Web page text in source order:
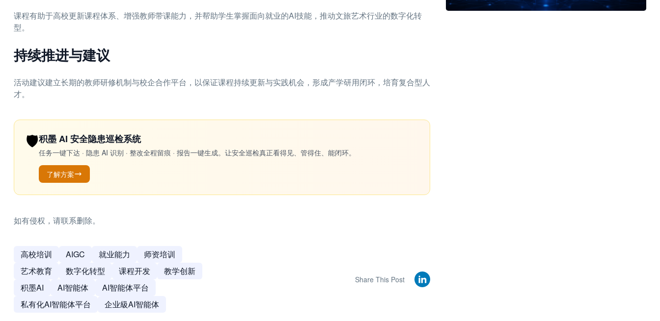
课程有助于高校更新课程体系、增强教师带课能力，并帮助学生掌握面向就业的AI技能，推动文旅艺术行业的数字化转
型。
持续推进与建议
活动建议建立长期的教师研修机制与校企合作平台，以保证课程持续更新与实践机会，形成产学研用闭环，培育复合型人
才。
🛡️积墨 AI 安全隐患巡检系统
任务一键下达 · 隐患 AI 识别 · 整改全程留痕 · 报告一键生成。让安全巡检真正看得见、管得住、能闭环。
了解方案
如有侵权，请联系删除。
高校培训 AIGC 就业能力
师资培训
艺术教育
数字化转型 课程开发
教学创新
积墨AI
AI智能体
AI智能体平台
私有化AI智能体平台
企业級AI智能体
Share This Post